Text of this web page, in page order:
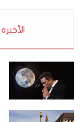
5-2019.
الأخيرة